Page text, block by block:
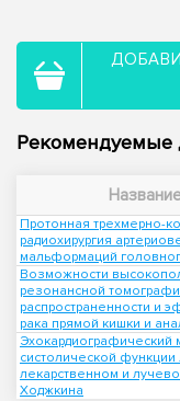
Рекомендуемые
Протонная трехмерно-
радиохирургия
мальформаций
Возможности
резонансной
распространенности и
рака прямой кишки и
Эхокардиографический
систолической
лекарственном и
Ходжкина